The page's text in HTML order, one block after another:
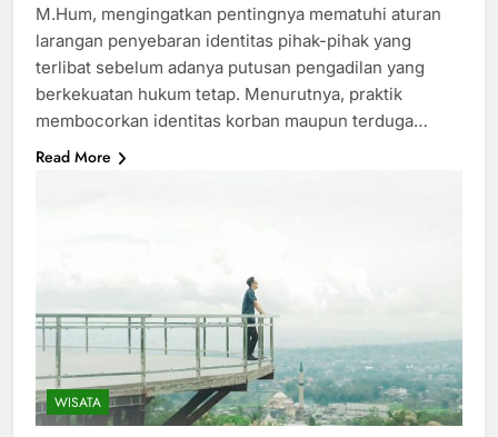
M.Hum, mengingatkan pentingnya mematuhi aturan
larangan penyebaran identitas pihak-pihak yang
terlibat sebelum adanya putusan pengadilan yang
berkekuatan hukum tetap. Menurutnya, praktik
membocorkan identitas korban maupun terduga…
Read More
WISATA